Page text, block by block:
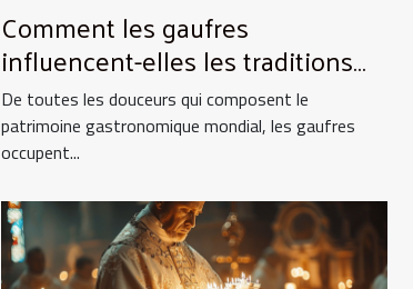
Comment les gaufres
influencent-elles les traditions
culinaires ?
De toutes les douceurs qui composent le
patrimoine gastronomique mondial, les gaufres
occupent...